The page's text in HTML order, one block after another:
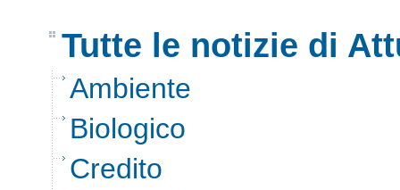
Tutte le notizie di
Ambiente
Biologico
Credito